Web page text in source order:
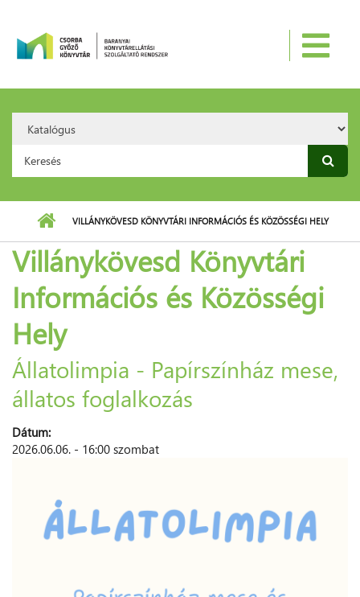
Option:
Keresés űrlap
VILLÁNYKÖVESD KÖNYVTÁRI INFORMÁCIÓS ÉS KÖZÖSSÉGI HELY
Villánykövesd Könyvtári
Információs és Közösségi
Hely
Állatolimpia - Papírszínház mese,
állatos foglalkozás
Dátum:
2026.06.06. - 16:00 szombat